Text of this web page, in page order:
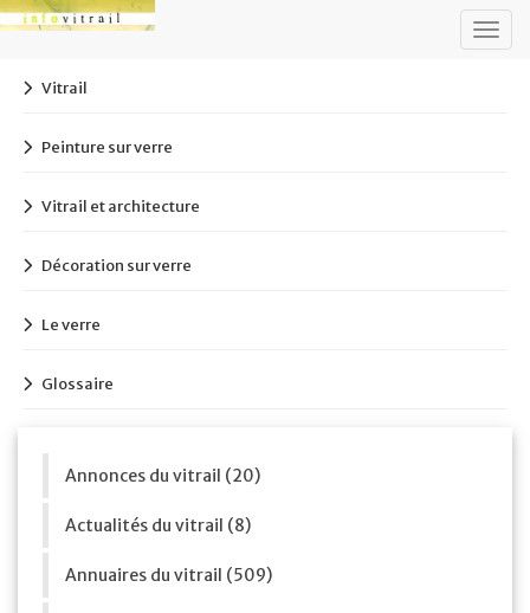
Vitrail
Peinture sur verre
Vitrail et architecture
Décoration sur verre
Le verre
Glossaire
Annonces du vitrail (20)
Actualités du vitrail (8)
Annuaires du vitrail (509)